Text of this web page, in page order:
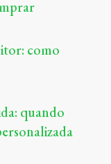
como
quando